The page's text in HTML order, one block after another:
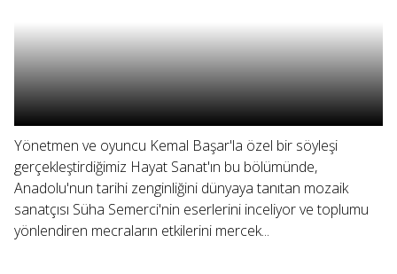
Yönetmen ve oyuncu Kemal Başar'la özel bir söyleşi
gerçekleştirdiğimiz Hayat Sanat'ın bu bölümünde,
Anadolu'nun tarihi zenginliğini dünyaya tanıtan mozaik
sanatçısı Süha Semerci'nin eserlerini inceliyor ve toplumu
yönlendiren mecraların etkilerini mercek...